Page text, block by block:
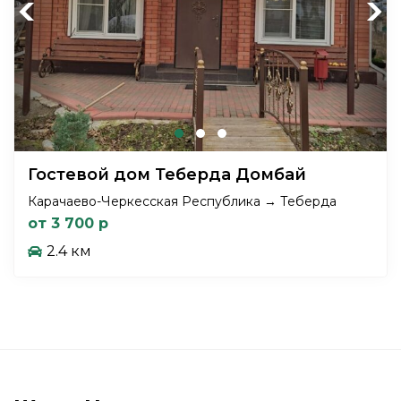
Previous Next
Гостевой дом Теберда Домбай
Карачаево-Черкесская Республика → Теберда
от 3 700 р
2.4 км